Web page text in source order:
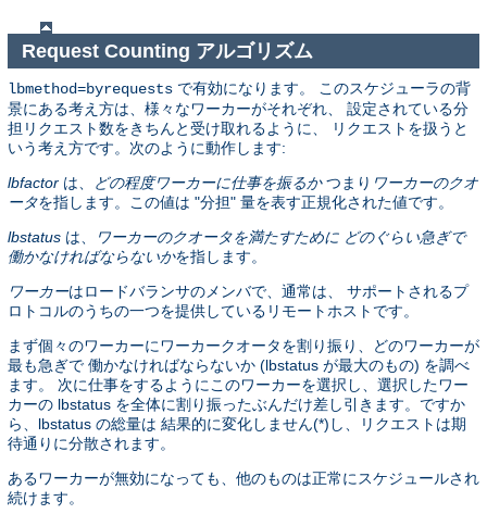
Request Counting アルゴリズム
lbmethod=byrequests で有効になります。 このスケジューラの背
景にある考え方は、様々なワーカーがそれぞれ、 設定されている分
担リクエスト数をきちんと受け取れるように、 リクエストを扱うと
いう考え方です。次のように動作します:
lbfactor は、 どの程度ワーカーに仕事を振るかつまり ワーカーのクオ
ータを指します。この値は "分担" 量を表す正規化された値です。
lbstatus は、
ワーカーのクオータを満たすために どのぐらい急ぎで
働かなければならないかを指します。
ワーカーはロードバランサのメンバで、通常は、 サポートされるプ
ロトコルのうちの一つを提供しているリモートホストです。
まず個々のワーカーにワーカークオータを割り振り、どのワーカーが
最も急ぎで 働かなければならないか (lbstatus が最大のもの) を調べ
ます。 次に仕事をするようにこのワーカーを選択し、選択したワー
カーの lbstatus を全体に割り振ったぶんだけ差し引きます。ですか
ら、lbstatus の総量は 結果的に変化しません(*)し、リクエストは期
待通りに分散されます。
あるワーカーが無効になっても、他のものは正常にスケジュールされ
続けます。